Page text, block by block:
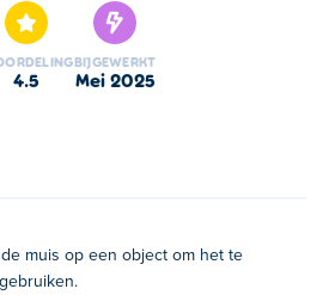
maakt. De gouverneur (die
van dit lege maar vruchtbare stuk
een bruisende nederzetting te
naar complexere taken, zoals
Terwijl je de missies van de
je munten om meer
en te verkennen die veel
4.5
BIJGEWERKT
mei 2025
de muis op een object om het te